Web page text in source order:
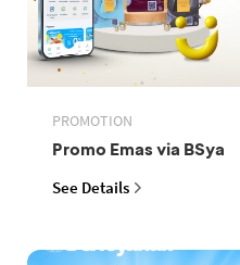
PROMOTION
Promo Emas via BSya
See Details